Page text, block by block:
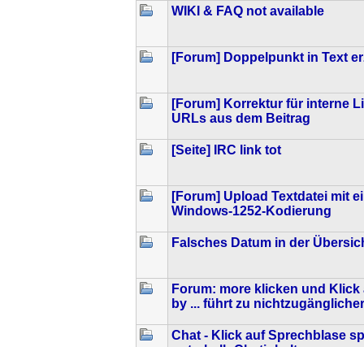
WIKI & FAQ not available
[Forum] Doppelpunkt in Text
[Forum] Korrektur für interne
URLs aus dem Beitrag
[Seite] IRC link tot
[Forum] Upload Textdatei mit
Windows-1252-Kodierung
Falsches Datum in der
Forum: more klicken und
by ... führt zu
Chat - Klick auf Sprechblase